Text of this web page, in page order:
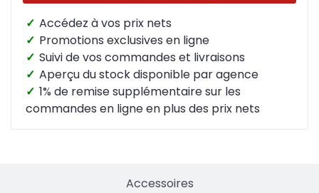
✓ Accédez à vos prix nets
✓ Promotions exclusives en ligne
✓ Suivi de vos commandes et livraisons
✓ Aperçu du stock disponible par agence
✓ 1% de remise supplémentaire sur les
commandes en ligne en plus des prix nets
Accessoires